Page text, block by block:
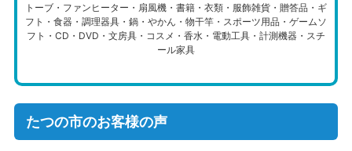
トーブ・ファンヒーター・扇風機・書籍・衣類・服飾雑貨・贈答品・ギ
フト・食器・調理器具・鍋・やかん・物干竿・スポーツ用品・ゲームソ
フト・CD・DVD・文房具・コスメ・香水・電動工具・計測機器・スチ
ール家具
たつの市のお客様の声